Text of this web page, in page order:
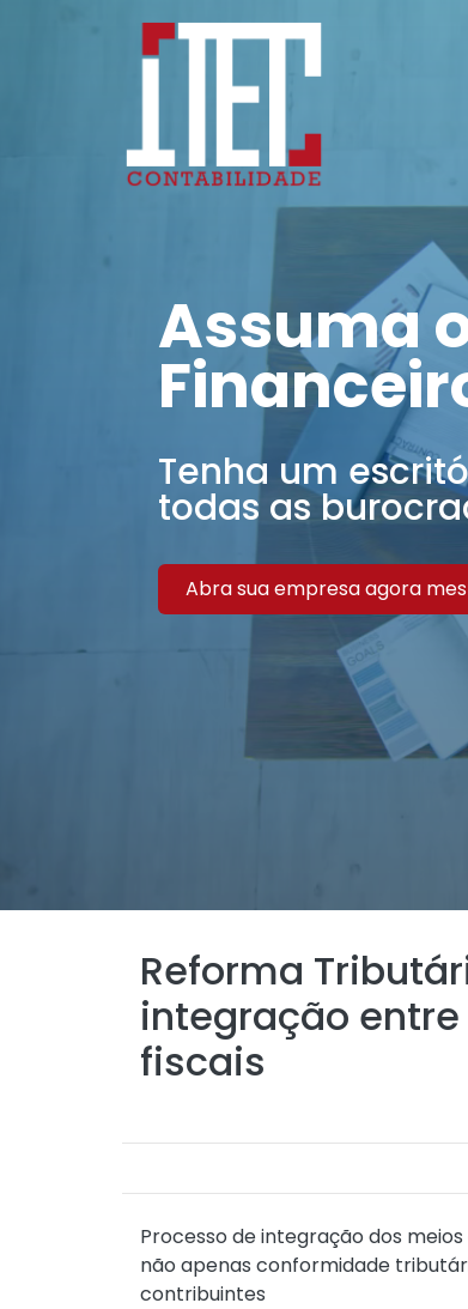
Assuma
Tenha um
todas as
Abra sua empresa agora
Reforma
integração
fiscais
Processo de integração dos
não apenas conformidade
contribuintes